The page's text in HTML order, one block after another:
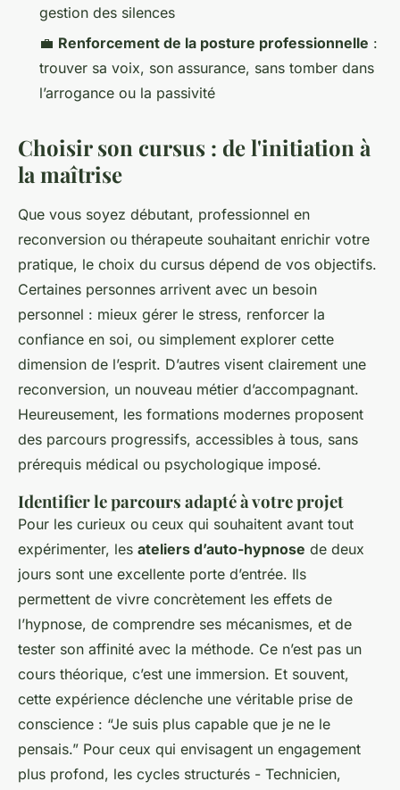
gestion des silences
💼 Renforcement de la posture professionnelle :
trouver sa voix, son assurance, sans tomber dans
l’arrogance ou la passivité
Choisir son cursus : de l'initiation à
la maîtrise
Que vous soyez débutant, professionnel en
reconversion ou thérapeute souhaitant enrichir votre
pratique, le choix du cursus dépend de vos objectifs.
Certaines personnes arrivent avec un besoin
personnel : mieux gérer le stress, renforcer la
confiance en soi, ou simplement explorer cette
dimension de l’esprit. D’autres visent clairement une
reconversion, un nouveau métier d’accompagnant.
Heureusement, les formations modernes proposent
des parcours progressifs, accessibles à tous, sans
prérequis médical ou psychologique imposé.
Identifier le parcours adapté à votre projet
Pour les curieux ou ceux qui souhaitent avant tout
expérimenter, les ateliers d’auto-hypnose de deux
jours sont une excellente porte d’entrée. Ils
permettent de vivre concrètement les effets de
l’hypnose, de comprendre ses mécanismes, et de
tester son affinité avec la méthode. Ce n’est pas un
cours théorique, c’est une immersion. Et souvent,
cette expérience déclenche une véritable prise de
conscience : “Je suis plus capable que je ne le
pensais.” Pour ceux qui envisagent un engagement
plus profond, les cycles structurés - Technicien,